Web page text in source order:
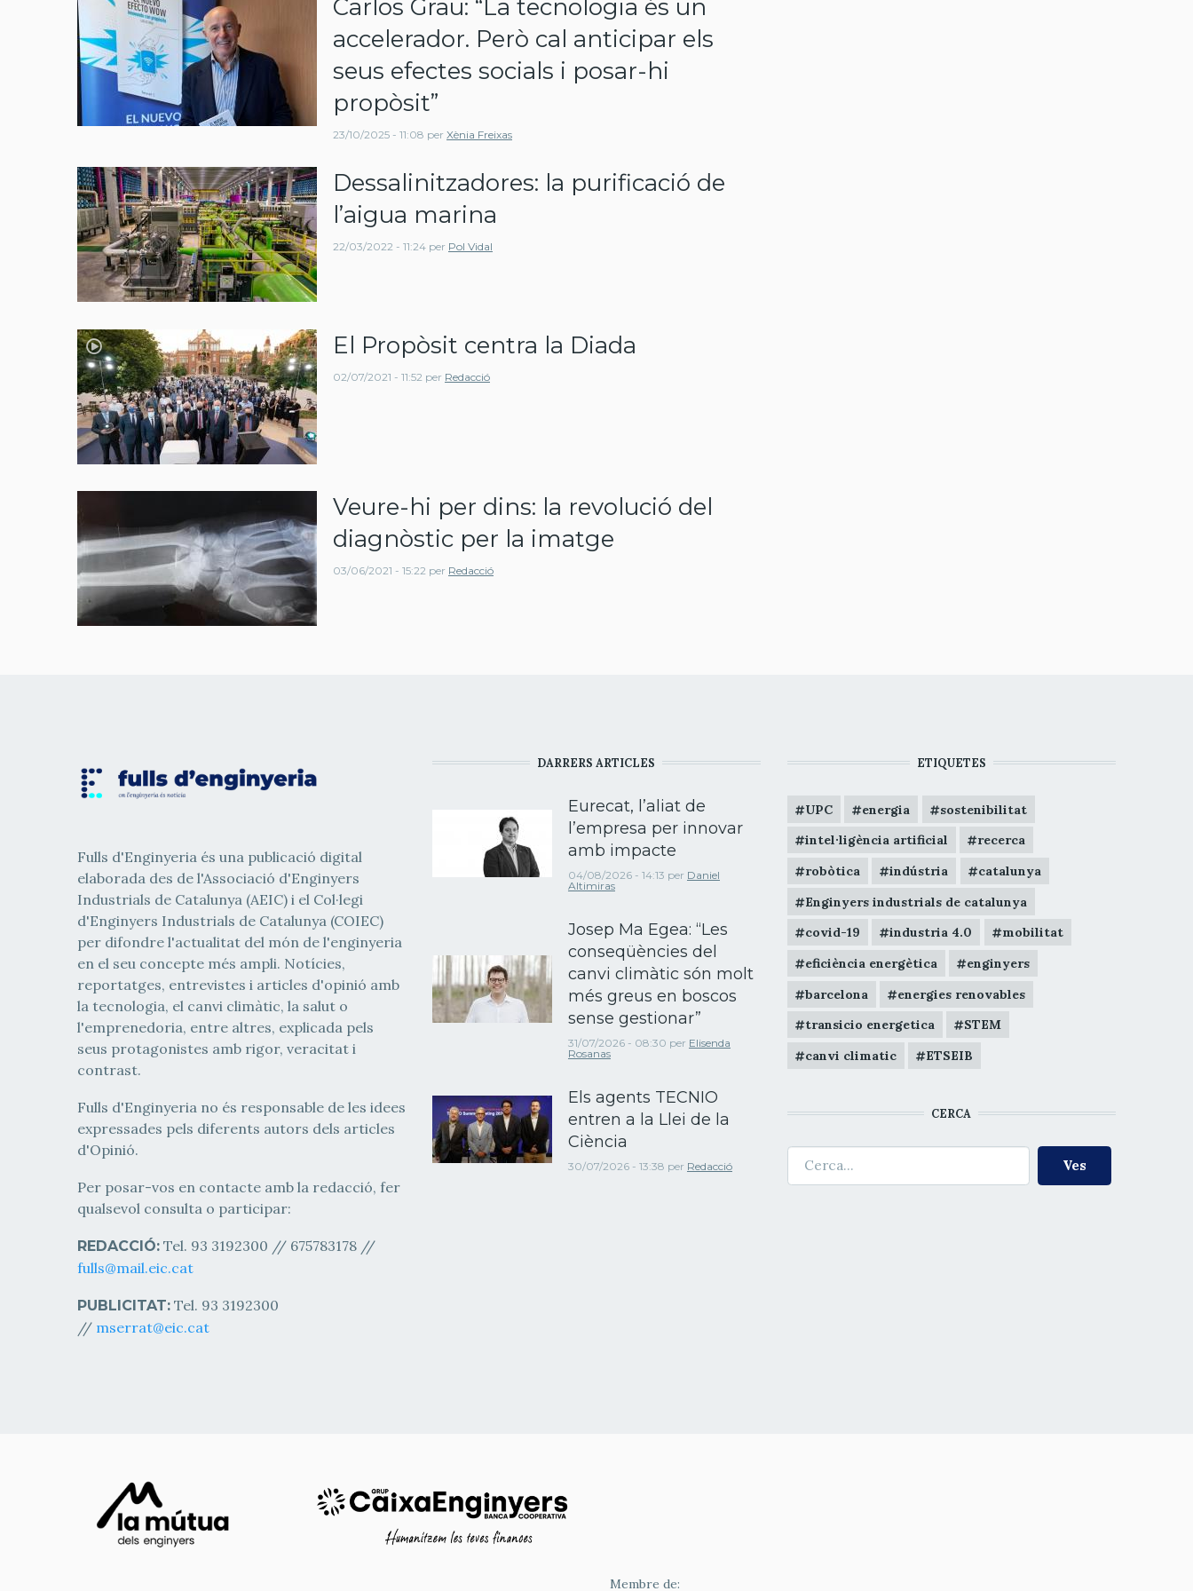
navegació
Carlos Grau: “La tecnologia és un
accelerador. Però cal anticipar els
seus efectes socials i posar-hi
propòsit”
23/10/2025 - 11:08 per Xènia Freixas
Dessalinitzadores: la purificació de
l’aigua marina
22/03/2022 - 11:24 per Pol Vidal
El Propòsit centra la Diada
02/07/2021 - 11:52 per Redacció
Veure-hi per dins: la revolució del
diagnòstic per la imatge
03/06/2021 - 15:22 per Redacció
Fulls d'Enginyeria és una publicació digital
elaborada des de l'Associació d'Enginyers
Industrials de Catalunya (AEIC) i el Col·legi
d'Enginyers Industrials de Catalunya (COIEC)
per difondre l'actualitat del món de l'enginyeria
en el seu concepte més ampli. Notícies,
reportatges, entrevistes i articles d'opinió amb
la tecnologia, el canvi climàtic, la salut o
l'emprenedoria, entre altres, explicada pels
seus protagonistes amb rigor, veracitat i
contrast.
Fulls d'Enginyeria no és responsable de les idees
expressades pels diferents autors dels articles
d'Opinió.
Per posar-vos en contacte amb la redacció, fer
qualsevol consulta o participar:
REDACCIÓ: Tel. 93 3192300 // 675783178 //
fulls@mail.eic.cat
PUBLICITAT: Tel. 93 3192300
// mserrat@eic.cat
DARRERS ARTICLES
Eurecat, l’aliat de
l’empresa per innovar
amb impacte
04/08/2026 - 14:13 per Daniel
Altimiras
Josep Ma Egea: “Les
conseqüències del
canvi climàtic són molt
més greus en boscos
sense gestionar”
31/07/2026 - 08:30 per Elisenda
Rosanas
Els agents TECNIO
entren a la Llei de la
Ciència
30/07/2026 - 13:38 per Redacció
ETIQUETES
UPC energia
sostenibilitat
intel·ligència artificial
recerca
robòtica
indústria
catalunya
Enginyers industrials de catalunya
covid-19
industria 4.0
mobilitat
eficiència energètica
enginyers
barcelona
energies renovables
transicio energetica
STEM
canvi climatic
ETSEIB
CERCA
Membre de: